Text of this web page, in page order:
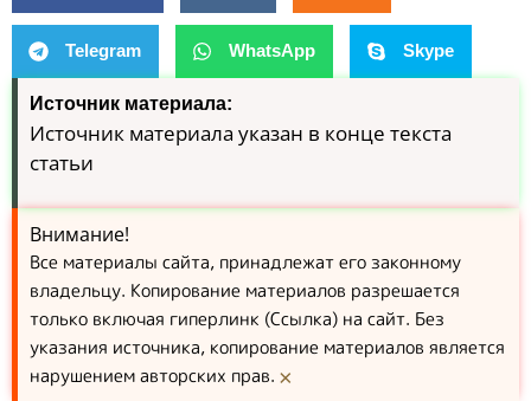
Telegram WhatsApp Skype
Источник материала:
Источник материала указан в конце текста
статьи
Внимание!
Все материалы сайта, принадлежат его законному
владельцу. Копирование материалов разрешается
только включая гиперлинк (Ссылка) на сайт. Без
указания источника, копирование материалов является
нарушением авторских прав. ×